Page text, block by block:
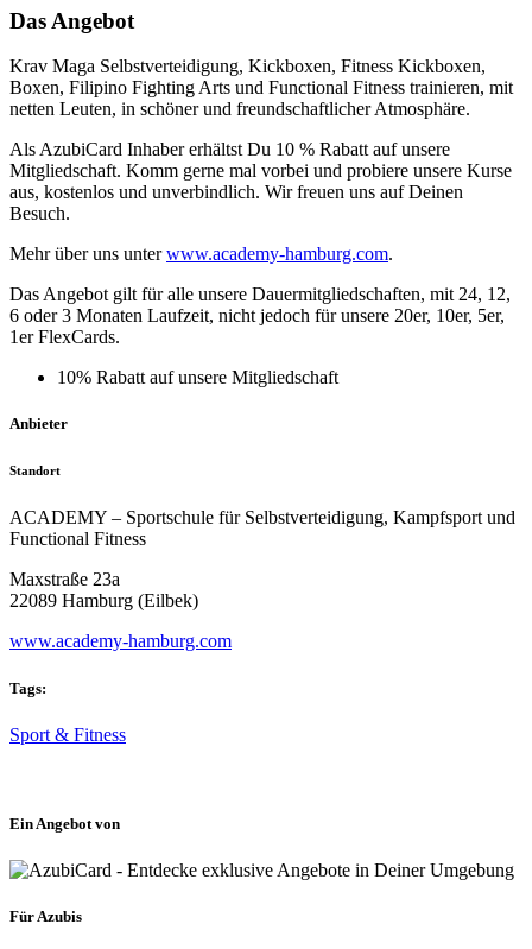
Das Angebot
Krav Maga Selbstverteidigung, Kickboxen, Fitness Kickboxen,
Boxen, Filipino Fighting Arts und Functional Fitness trainieren, mit
netten Leuten, in schöner und freundschaftlicher Atmosphäre.
Als AzubiCard Inhaber erhältst Du 10 % Rabatt auf unsere
Mitgliedschaft. Komm gerne mal vorbei und probiere unsere Kurse
aus, kostenlos und unverbindlich. Wir freuen uns auf Deinen
Besuch.
Mehr über uns unterwww.academy-hamburg.com.
Das Angebot gilt für alle unsere Dauermitgliedschaften, mit 24, 12,
6 oder 3 Monaten Laufzeit, nicht jedoch für unsere 20er, 10er, 5er,
1er FlexCards.
10% Rabatt auf unsere Mitgliedschaft
Anbieter
Standort
ACADEMY – Sportschule für Selbstverteidigung, Kampfsport und
Functional Fitness
Maxstraße 23a
22089 Hamburg (Eilbek)
www.academy-hamburg.com
Tags:
Sport & Fitness
Ein Angebot von
Für Azubis